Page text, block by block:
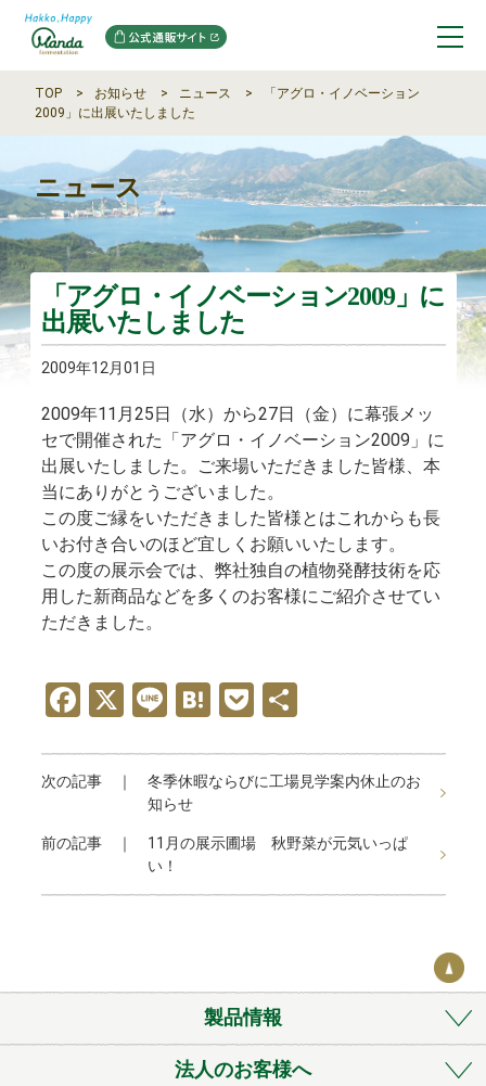
TOP お知らせ ニュース
「アグロ・イノベーション
2009」に出展いたしました
ニュース
「アグロ・イノベーション2009」に
出展いたしました
2009年12月01日
2009年11月25日（水）から27日（金）に幕張メッ
セで開催された「アグロ・イノベーション2009」に
出展いたしました。ご来場いただきました皆様、本
当にありがとうございました。
この度ご縁をいただきました皆様とはこれからも長
いお付き合いのほど宜しくお願いいたします。
この度の展示会では、弊社独自の植物発酵技術を応
用した新商品などを多くのお客様にご紹介させてい
ただきました。
F
a
ce
b
o
k
X Li
n
e
H
at
e
n
a
P
o
ck
et
共
次の記事 ｜ 冬季休暇ならびに工場見学案内休止のお
知らせ
前の記事 ｜ 11月の展示圃場 秋野菜が元気いっぱ
い！
製品情報
法人のお客様へ